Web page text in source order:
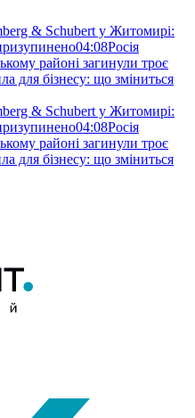
& Schubert у Житомирі:
04:08Росія
районі загинули троє
для бізнесу: що зміниться
& Schubert у Житомирі:
04:08Росія
районі загинули троє
для бізнесу: що зміниться